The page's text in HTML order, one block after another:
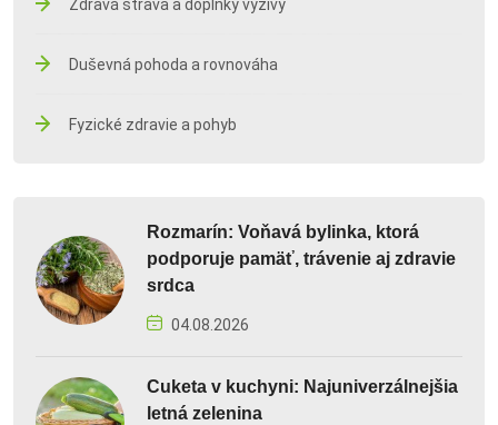
Zdravá strava a doplnky výživy
Duševná pohoda a rovnováha
Fyzické zdravie a pohyb
Rozmarín: Voňavá bylinka, ktorá
podporuje pamäť, trávenie aj zdravie
srdca
04.08.2026
Cuketa v kuchyni: Najuniverzálnejšia
letná zelenina